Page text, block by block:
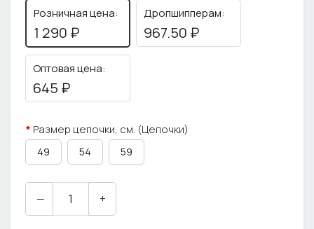
Розничная цена:
1 290 ₽
Дропшипперам:
967.50 ₽
Оптовая цена:
645 ₽
Размер цепочки, см. (Цепочки)
49 54 59
— +